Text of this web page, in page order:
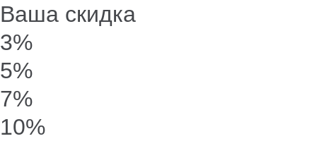
Ваша скидка
3%
5%
7%
10%